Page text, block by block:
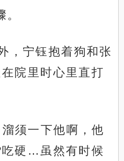
，宁钰抱着狗和张
院里时心里直打
须一下他啊，他
硬…虽然有时候